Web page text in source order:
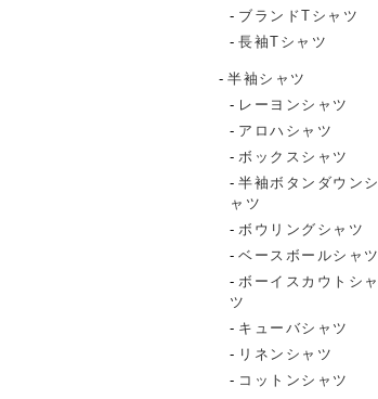
ブランドTシャツ
長袖Tシャツ
半袖シャツ
レーヨンシャツ
アロハシャツ
ボックスシャツ
半袖ボタンダウンシ
ャツ
ボウリングシャツ
ベースボールシャツ
ボーイスカウトシャ
ツ
キューバシャツ
リネンシャツ
コットンシャツ